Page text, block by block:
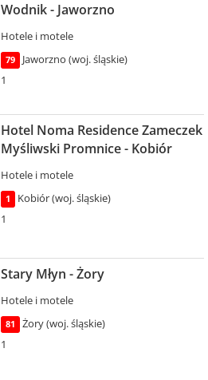
Wodnik - Jaworzno
Hotele i motele
79
Jaworzno (woj. śląskie)
1
Hotel Noma Residence Zameczek
Myśliwski Promnice - Kobiór
Hotele i motele
1
Kobiór (woj. śląskie)
1
Stary Młyn - Żory
Hotele i motele
81
Żory (woj. śląskie)
1